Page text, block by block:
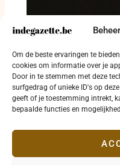
Om de beste ervaringen te
cookies om informatie over je
Door in te stemmen met deze
surfgedrag of unieke ID's op
geeft of je toestemming intrekt,
bepaalde functies en
Twee
één dag
31 juli 2026